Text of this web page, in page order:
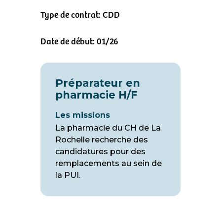
Type de contrat: CDD
Date de début: 01/26
Préparateur en
pharmacie H/F
Les missions
La pharmacie du CH de La
Rochelle recherche des
candidatures pour des
remplacements au sein de
la PUI.